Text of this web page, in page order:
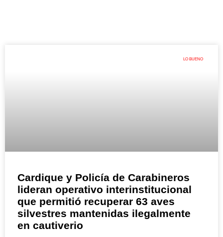
LO BUENO
Cardique y Policía de Carabineros
lideran operativo interinstitucional
que permitió recuperar 63 aves
silvestres mantenidas ilegalmente
en cautiverio